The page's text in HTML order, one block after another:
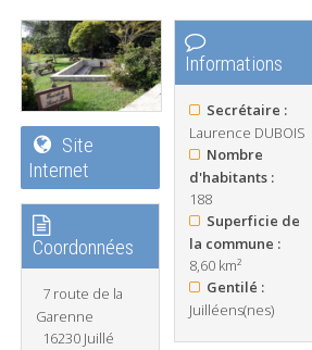
Site
Internet
Coordonnées
7 route de la
Garenne
16230 Juillé
Informations
Secrétaire :
Laurence DUBOIS
Nombre
d'habitants :
188
Superficie de
la commune :
8,60 km²
Gentilé :
Juilléens(nes)